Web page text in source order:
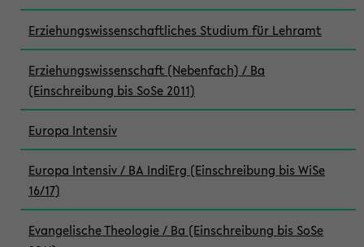
Erziehungswissenschaftliches Studium für Lehramt
Erziehungswissenschaft (Nebenfach) / Ba
(Einschreibung bis SoSe 2011)
Europa Intensiv
Europa Intensiv / BA IndiErg (Einschreibung bis WiSe
16/17)
Evangelische Theologie / Ba (Einschreibung bis SoSe